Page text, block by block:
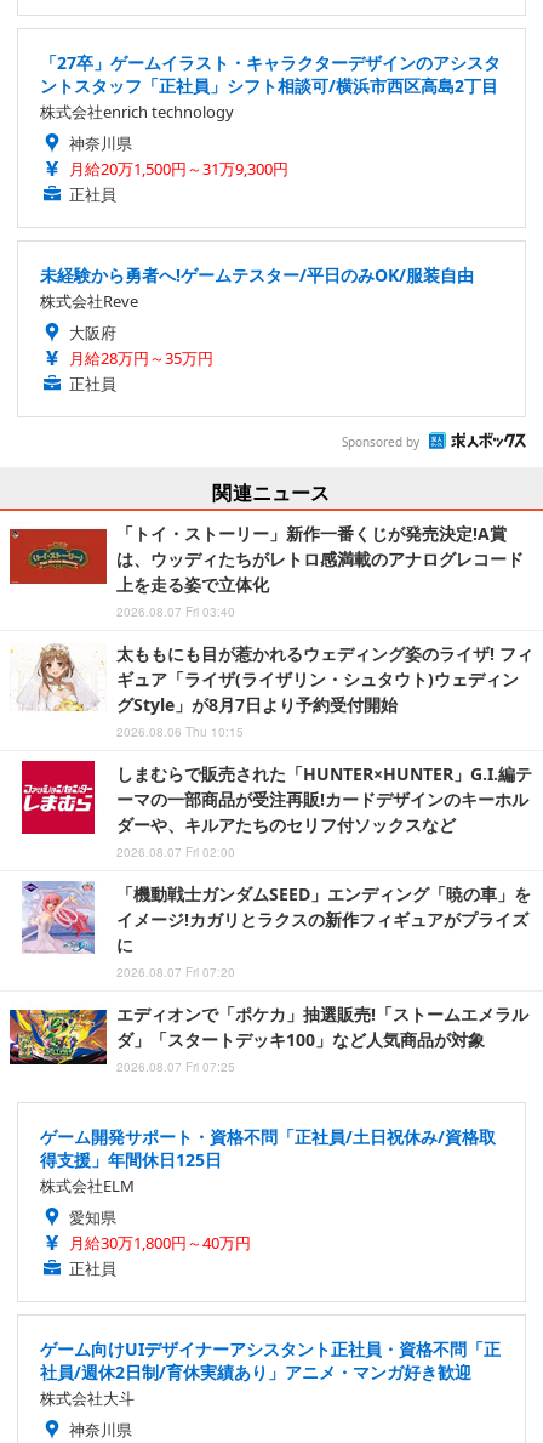
「27卒」ゲームイラスト・キャラクターデザインのアシスタ
ントスタッフ「正社員」シフト相談可/横浜市西区高島2丁目
株式会社enrich technology
神奈川県
月給20万1,500円～31万9,300円
正社員
未経験から勇者へ!ゲームテスター/平日のみOK/服装自由
株式会社Reve
大阪府
月給28万円～35万円
正社員
Sponsored by
関連ニュース
「トイ・ストーリー」新作一番くじが発売決定!A賞
は、ウッディたちがレトロ感満載のアナログレコード
上を走る姿で立体化
2026.08.07 Fri 03:40
太ももにも目が惹かれるウェディング姿のライザ! フィ
ギュア「ライザ(ライザリン・シュタウト)ウェディン
グStyle」が8月7日より予約受付開始
2026.08.06 Thu 10:15
しまむらで販売された「HUNTER×HUNTER」G.I.編テ
ーマの一部商品が受注再販!カードデザインのキーホル
ダーや、キルアたちのセリフ付ソックスなど
2026.08.07 Fri 02:00
「機動戦士ガンダムSEED」エンディング「暁の車」を
イメージ!カガリとラクスの新作フィギュアがプライズ
に
2026.08.07 Fri 07:20
エディオンで「ポケカ」抽選販売!「ストームエメラル
ダ」「スタートデッキ100」など人気商品が対象
2026.08.07 Fri 07:25
ゲーム開発サポート・資格不問「正社員/土日祝休み/資格取
得支援」年間休日125日
株式会社ELM
愛知県
月給30万1,800円～40万円
正社員
ゲーム向けUIデザイナーアシスタント正社員・資格不問「正
社員/週休2日制/育休実績あり」アニメ・マンガ好き歓迎
株式会社大斗
神奈川県